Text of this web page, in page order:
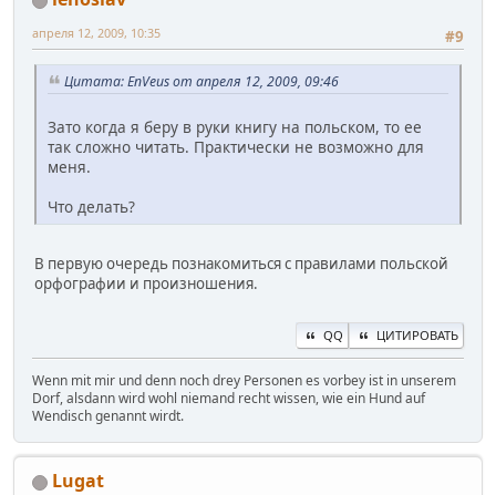
#9
апреля 12, 2009, 10:35
Цитата: EnVeus от апреля 12, 2009, 09:46
Зато когда я беру в руки книгу на польском, то ее
так сложно читать. Практически не возможно для
меня.
Что делать?
В первую очередь познакомиться с правилами польской
орфографии и произношения.
QQ ЦИТИРОВАТЬ
Wenn mit mir und denn noch drey Personen es vorbey ist in unserem
Dorf, alsdann wird wohl niemand recht wissen, wie ein Hund auf
Wendisch genannt wirdt.
Lugat